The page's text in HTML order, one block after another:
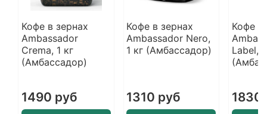
Кофе в зернах
Ambassador
Crema, 1 кг
(Амбассадор)
1490 руб
Кофе в зернах
Ambassador Nero,
1 кг (Амбассадор)
1310 руб
Кофе в
Label,
1830